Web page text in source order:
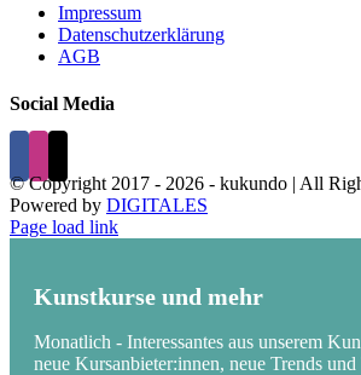
Impressum
Datenschutzerklärung
AGB
Social Media
© Copyright 2017 - 2026 - kukundo | All
Powered by DIGITALES
Page load link
Kunstkurse und mehr
Monatlich - Interessantes aus unserem
neue Kursanbieter:innen, neue Trends